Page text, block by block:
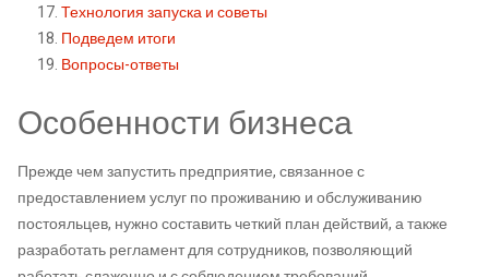
Технология запуска и советы
Подведем итоги
Вопросы-ответы
Особенности бизнеса
Прежде чем запустить предприятие, связанное с
предоставлением услуг по проживанию и обслуживанию
постояльцев, нужно составить четкий план действий, а также
разработать регламент для сотрудников, позволяющий